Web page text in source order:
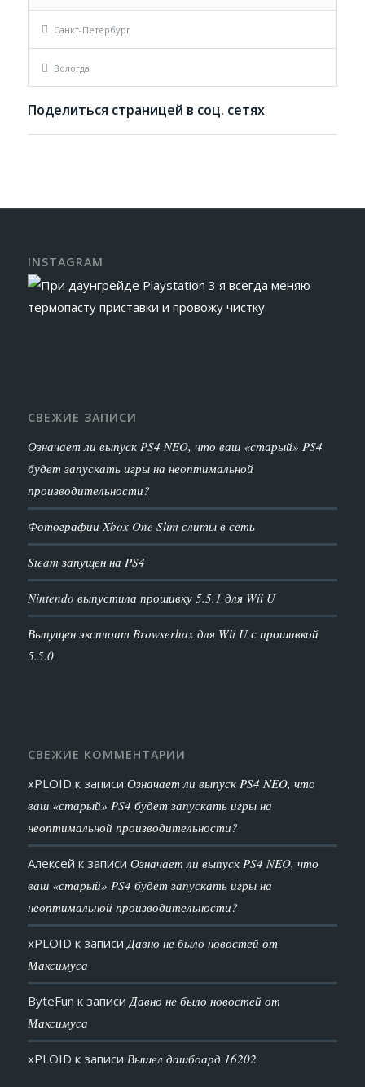
Санкт-Петербург
Вологда
Поделиться страницей в соц. сетях
INSTAGRAM
СВЕЖИЕ ЗАПИСИ
Означает ли выпуск PS4 NEO, что ваш «старый» PS4
будет запускать игры на неоптимальной
производительности?
Фотографии Xbox One Slim слиты в сеть
Steam запущен на PS4
Nintendo выпустила прошивку 5.5.1 для Wii U
Выпущен эксплоит Browserhax для Wii U с прошивкой
5.5.0
СВЕЖИЕ КОММЕНТАРИИ
xPLOID к записи Означает ли выпуск PS4 NEO, что
ваш «старый» PS4 будет запускать игры на
неоптимальной производительности?
Алексей к записи Означает ли выпуск PS4 NEO, что
ваш «старый» PS4 будет запускать игры на
неоптимальной производительности?
xPLOID к записи Давно не было новостей от
Максимуса
ByteFun к записи Давно не было новостей от
Максимуса
xPLOID к записи Вышел дашбоард 16202